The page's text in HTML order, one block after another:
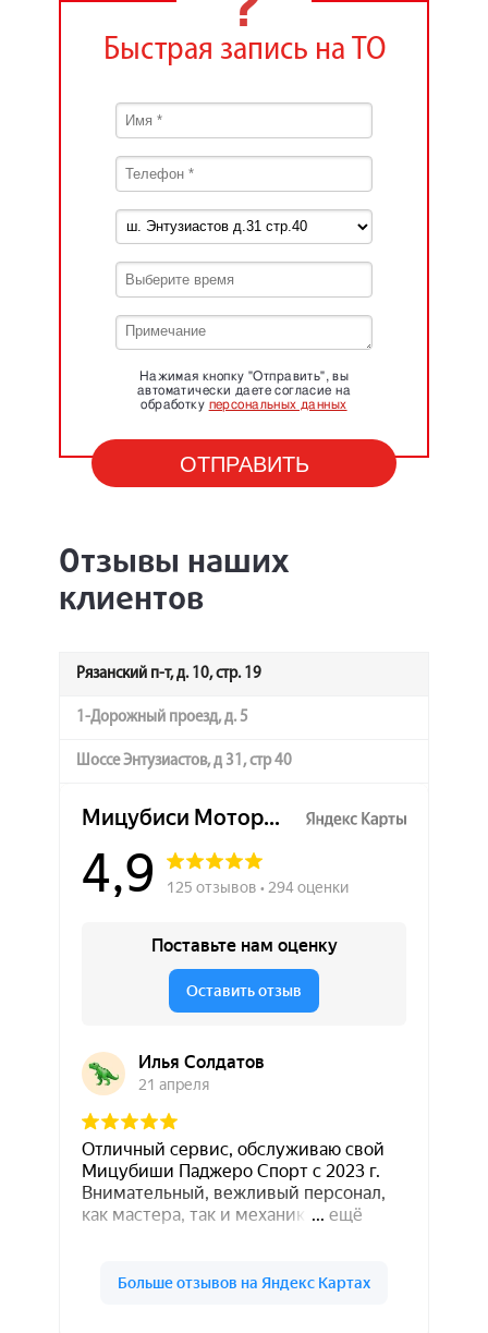
Быстрая запись на ТО
Нажимая кнопку "Отправить", вы
автоматически даете согласие на
обработку персональных данных
Отзывы наших
клиентов
Рязанский п-т, д. 10, стр. 19
1-Дорожный проезд, д. 5
Шоссе Энтузиастов, д 31, стр 40